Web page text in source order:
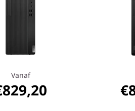
je moet multitasken en
waar en wanneer ze nodig
Vanaf